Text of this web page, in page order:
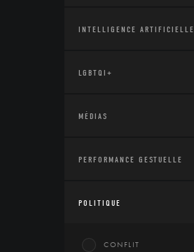
INTELLIGENCE ARTIFICIELLE
LGBTQI+
MÉDIAS
PERFORMANCE GESTUELLE
POLITIQUE
CONFLIT